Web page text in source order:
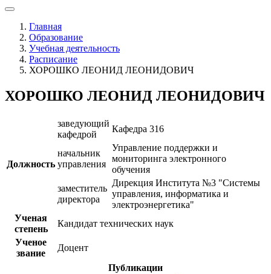
Главная
Образование
Учебная деятельность
Расписание
ХОРОШКО ЛЕОНИД ЛЕОНИДОВИЧ
ХОРОШКО ЛЕОНИД ЛЕОНИДОВИЧ
Должность
заведующий
кафедрой
Кафедра 316
начальник
управления
Управление поддержки и
мониторинга электронного
обучения
заместитель
директора
Дирекция Института №3 "Системы
управления, информатика и
электроэнергетика"
Ученая
степень
Кандидат технических наук
Ученое
звание
Доцент
Публикации